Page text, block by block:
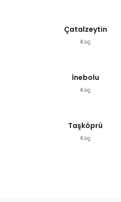
Çatalzeytin
Koç
İnebolu
Koç
Taşköprü
Koç